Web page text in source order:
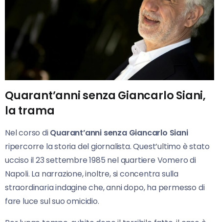
Quarant’anni senza Giancarlo Siani,
la trama
Nel corso diQuarant’anni senza Giancarlo Siani
ripercorre la storia del giornalista. Quest’ultimo è stato
ucciso il 23 settembre 1985 nel quartiere Vomero di
Napoli. La narrazione, inoltre, si concentra sulla
straordinaria indagine che, anni dopo, ha permesso di
fare luce sul suo omicidio.